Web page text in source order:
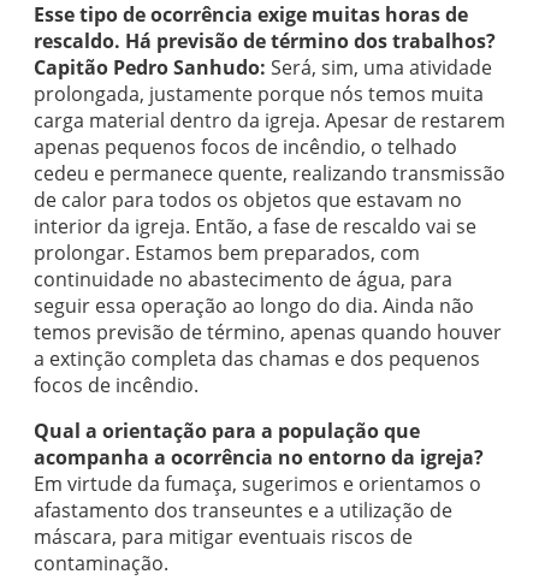
Esse tipo de ocorrência exige muitas horas de
rescaldo. Há previsão de término dos trabalhos?
Capitão Pedro Sanhudo: Será, sim, uma atividade
prolongada, justamente porque nós temos muita
carga material dentro da igreja. Apesar de restarem
apenas pequenos focos de incêndio, o telhado
cedeu e permanece quente, realizando transmissão
de calor para todos os objetos que estavam no
interior da igreja. Então, a fase de rescaldo vai se
prolongar. Estamos bem preparados, com
continuidade no abastecimento de água, para
seguir essa operação ao longo do dia. Ainda não
temos previsão de término, apenas quando houver
a extinção completa das chamas e dos pequenos
focos de incêndio.
Qual a orientação para a população que
acompanha a ocorrência no entorno da igreja?
Em virtude da fumaça, sugerimos e orientamos o
afastamento dos transeuntes e a utilização de
máscara, para mitigar eventuais riscos de
contaminação.